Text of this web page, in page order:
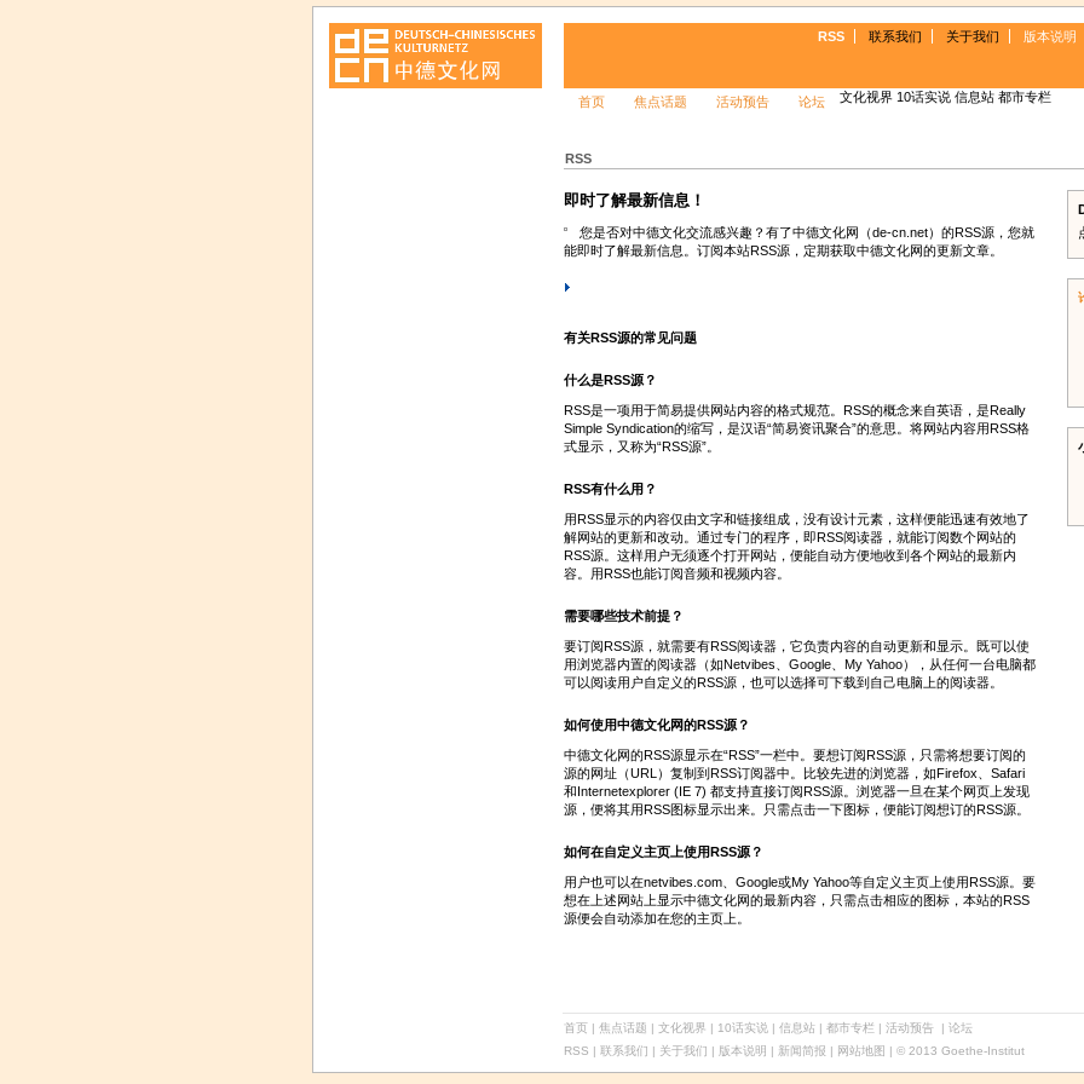
RSS 联系我们 关于我们 版本说明
首页 焦点话题 文化视界 10话实说 信息站 都市专栏
活动预告 论坛
RSS
即时了解最新信息！
您是否对中德文化交流感兴趣？有了中德文化网（de-cn.net）的RSS源，您就
能即时了解最新信息。订阅本站RSS源，定期获取中德文化网的更新文章。
有关RSS源的常见问题
什么是RSS源？
RSS是一项用于简易提供网站内容的格式规范。RSS的概念来自英语，是Really
Simple Syndication的缩写，是汉语“简易资讯聚合”的意思。将网站内容用RSS格
式显示，又称为“RSS源”。
RSS有什么用？
用RSS显示的内容仅由文字和链接组成，没有设计元素，这样便能迅速有效地了
解网站的更新和改动。通过专门的程序，即RSS阅读器，就能订阅数个网站的
RSS源。这样用户无须逐个打开网站，便能自动方便地收到各个网站的最新内
容。用RSS也能订阅音频和视频内容。
需要哪些技术前提？
要订阅RSS源，就需要有RSS阅读器，它负责内容的自动更新和显示。既可以使
用浏览器内置的阅读器（如Netvibes、Google、My Yahoo），从任何一台电脑都
可以阅读用户自定义的RSS源，也可以选择可下载到自己电脑上的阅读器。
如何使用中德文化网的RSS源？
中德文化网的RSS源显示在“RSS”一栏中。要想订阅RSS源，只需将想要订阅的
源的网址（URL）复制到RSS订阅器中。比较先进的浏览器，如Firefox、Safari
和Internetexplorer (IE 7) 都支持直接订阅RSS源。浏览器一旦在某个网页上发现
源，便将其用RSS图标显示出来。只需点击一下图标，便能订阅想订的RSS源。
如何在自定义主页上使用RSS源？
用户也可以在netvibes.com、Google或My Yahoo等自定义主页上使用RSS源。要
想在上述网站上显示中德文化网的最新内容，只需点击相应的图标，本站的RSS
源便会自动添加在您的主页上。
首页 | 焦点话题 | 文化视界 | 10话实说 | 信息站 | 都市专栏 | 活动预告 | 论坛
RSS | 联系我们 | 关于我们 | 版本说明 | 新闻简报 | 网站地图 | © 2013 Goethe-Institut